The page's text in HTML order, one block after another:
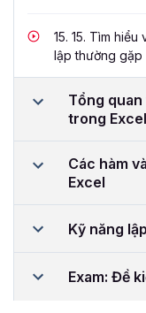
15. 15. Tìm
lập thường gặp
Tổng quan
trong Excel
Các hàm
Excel
Kỹ năng
Exam: Đề